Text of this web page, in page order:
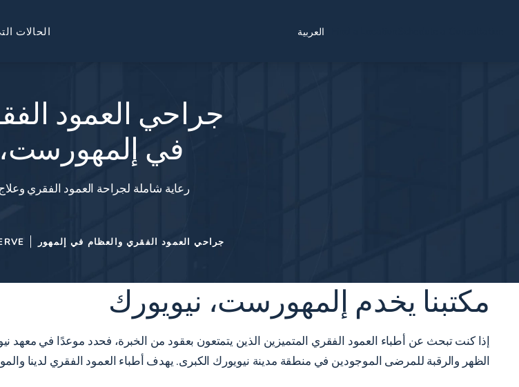
الحالات العربية
جراحي العمود
في إلمهورست،
رعاية شاملة لجراحة العمود الفقري
جراحي العمود الفقري والعظام في إلمهور
مكتبنا يخدم إلمهورست، نيويورك
إذا كنت تبحث عن أطباء العمود الفقري المتميزين الذين يتمتعون بعقود من الخبرة، فحدد موعدًا في معهد
الظهر والرقبة للمرضى الموجودين في منطقة مدينة نيويورك الكبرى. يهدف أطباء العمود الفقري لدينا